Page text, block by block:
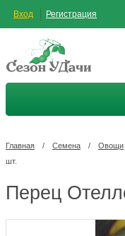
Вход Регистрация
Главная / Семена / Овощи
шт.
Перец